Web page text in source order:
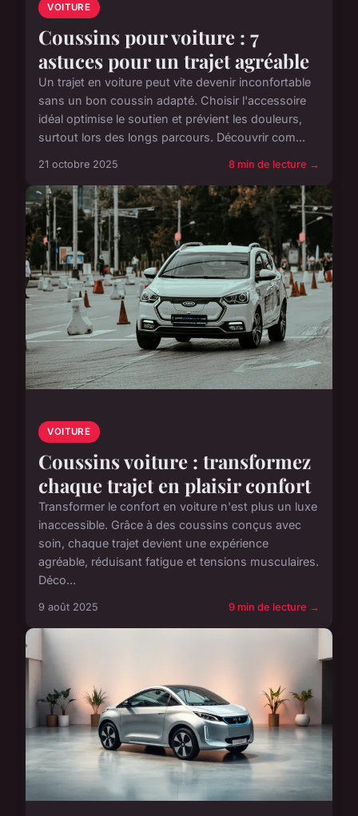
VOITURE
Coussins pour voiture : 7
astuces pour un trajet agréable
Un trajet en voiture peut vite devenir inconfortable
sans un bon coussin adapté. Choisir l'accessoire
idéal optimise le soutien et prévient les douleurs,
surtout lors des longs parcours. Découvrir com...
21 octobre 2025 8 min de lecture →
VOITURE
Coussins voiture : transformez
chaque trajet en plaisir confort
Transformer le confort en voiture n'est plus un luxe
inaccessible. Grâce à des coussins conçus avec
soin, chaque trajet devient une expérience
agréable, réduisant fatigue et tensions musculaires.
Déco...
9 août 2025 9 min de lecture →